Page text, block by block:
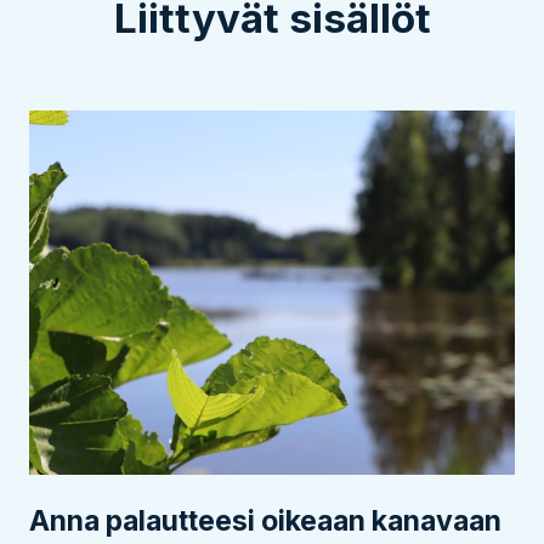
Liittyvät sisällöt
Anna palautteesi oikeaan kanavaan